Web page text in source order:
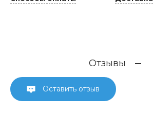
Отзывы
Оставить отзыв